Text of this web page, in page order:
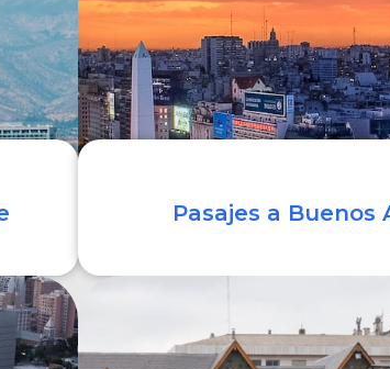
Pasajes a Buenos